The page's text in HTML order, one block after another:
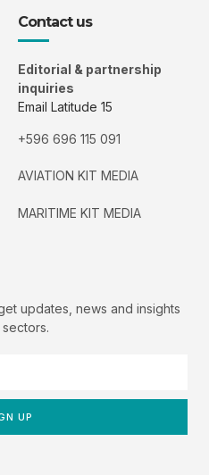
Contact us
Editorial & partnership
inquiries
Email Latitude 15
+596 696 115 091
AVIATION KIT MEDIA
MARITIME KIT MEDIA
updates, news and insights
UP